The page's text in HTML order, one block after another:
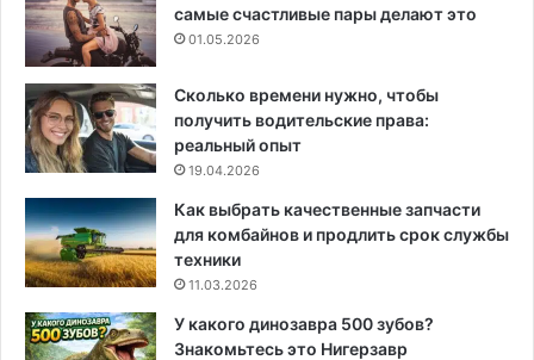
самые счастливые пары делают это
01.05.2026
Сколько времени нужно, чтобы
получить водительские права:
реальный опыт
19.04.2026
Как выбрать качественные запчасти
для комбайнов и продлить срок службы
техники
11.03.2026
У какого динозавра 500 зубов?
Знакомьтесь это Нигерзавр